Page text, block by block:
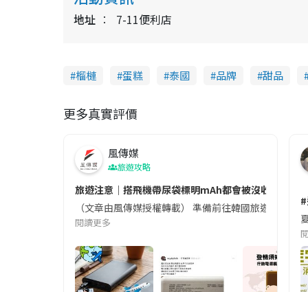
地址 7-11便利店
榴槤 蛋糕 泰國 品牌 甜品
更多真實評價
風傳媒
旅遊攻略
旅遊注意｜搭飛機帶尿袋標明mAh都會被沒收😱出發
（文章由風傳媒授權轉載） 準備前往韓國旅遊的民
閱讀更多